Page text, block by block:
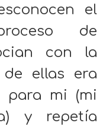
el
de
con la
de ellas era
para mi (mi
y repetía